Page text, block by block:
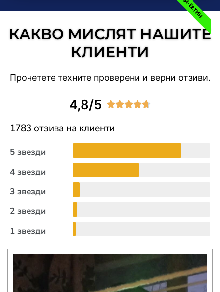
НАЙ-ЕВТИН
КАКВО МИСЛЯТ НАШИТЕ
КЛИЕНТИ
Прочетете техните проверени и верни отзиви.
4,8/5 
1783 отзива на клиенти
5 звезди
4 звезди
3 звезди
2 звезди
1 звезди